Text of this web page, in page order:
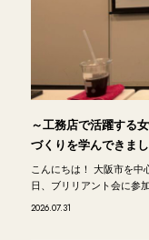
～工務店で活躍する
づくりを学んできま
こんにちは！ 大阪市を
日、ブリリアント会に参
2026.07.31